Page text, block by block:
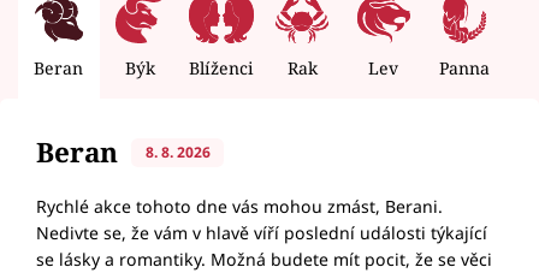
Beran Býk Blíženci Rak Lev Panna
Beran 8. 8. 2026
Rychlé akce tohoto dne vás mohou zmást, Berani.
Nedivte se, že vám v hlavě víří poslední události týkající
se lásky a romantiky. Možná budete mít pocit, že se věci